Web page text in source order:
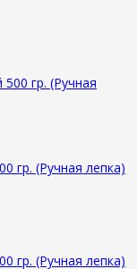
гр. (Ручная лепка)
гр. (Ручная лепка)